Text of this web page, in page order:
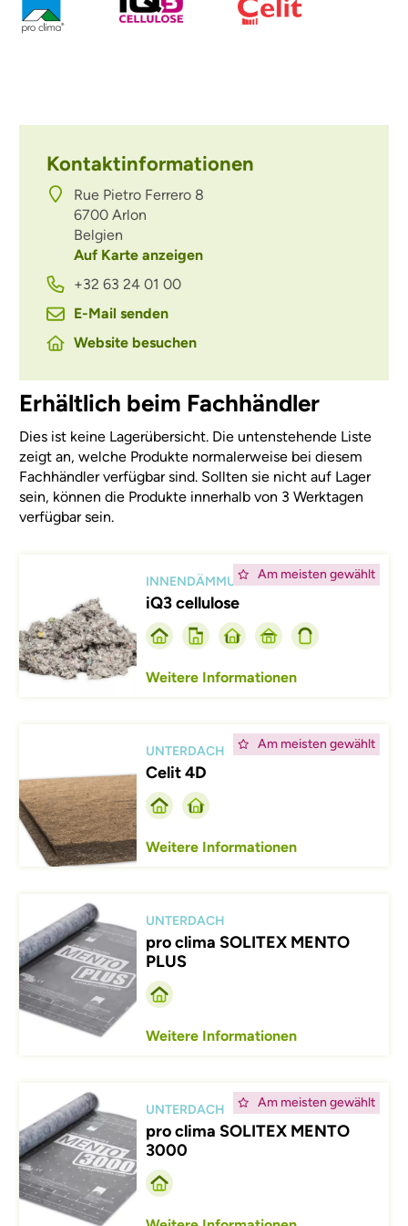
Kontaktinformationen
Rue Pietro Ferrero 8
6700 Arlon
Belgien
Auf Karte anzeigen
+32 63 24 01 00
E-Mail senden
Website besuchen
Erhältlich beim Fachhändler
Dies ist keine Lagerübersicht. Die untenstehende Liste
zeigt an, welche Produkte normalerweise bei diesem
Fachhändler verfügbar sind. Sollten sie nicht auf Lager
sein, können die Produkte innerhalb von 3 Werktagen
verfügbar sein.
Am meisten gewählt
INNENDÄMMUNG
iQ3 cellulose
Weitere Informationen
Am meisten gewählt
UNTERDACH
Celit 4D
Weitere Informationen
Afbeelding
UNTERDACH
pro clima SOLITEX MENTO
PLUS
Weitere Informationen
Am meisten gewählt
Afbeelding
UNTERDACH
pro clima SOLITEX MENTO
3000